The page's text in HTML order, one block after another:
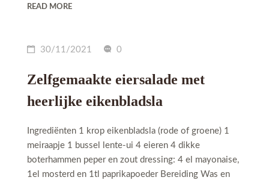
READ MORE
30/11/2021 0
Zelfgemaakte eiersalade met
heerlijke eikenbladsla
Ingrediënten 1 krop eikenbladsla (rode of groene) 1
meiraapje 1 bussel lente-ui 4 eieren 4 dikke
boterhammen peper en zout dressing: 4 el mayonaise,
1el mosterd en 1tl paprikapoeder Bereiding Was en